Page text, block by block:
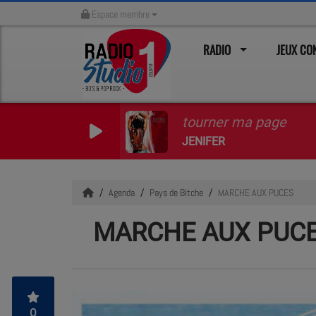
Espace membre
RADIO JEUX
tourner ma page
JENIFER
Agenda Pays de Bitche MARCHE AUX PUCES
MARCHE AUX